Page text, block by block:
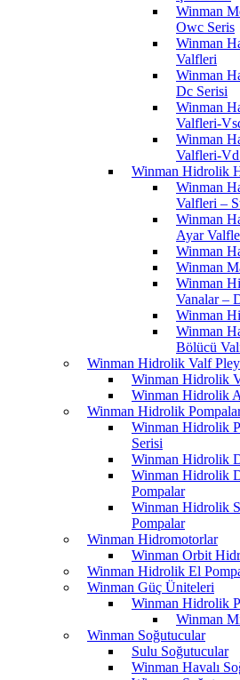
Winman
Owc Seris
Winman
Valfleri
Winman
Dc Serisi
Winman
Valfleri-
Winman
Valfleri-Vd
Winman Hidrolik
Winman
Valfleri –
Winman
Ayar
Winman
Winman
Winman
Vanalar –
Winman
Winman
Bölücü
Winman Hidrolik Valf
Winman Hidrolik
Winman Hidrolik
Winman Hidrolik
Winman Hidrolik
Serisi
Winman Hidrolik
Winman Hidrolik
Pompalar
Winman Hidrolik
Pompalar
Winman Hidromotorlar
Winman Orbit
Winman Hidrolik El
Winman Güç Üniteleri
Winman Hidrolik
Winman
Winman Soğutucular
Sulu Soğutucular
Winman Havalı